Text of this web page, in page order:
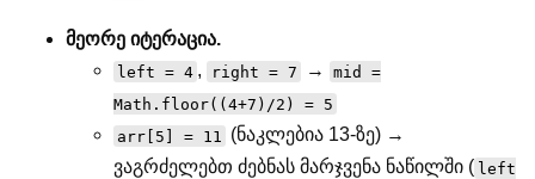
მეორე იტერაცია.
left = 4 , right = 7 →
mid =
Math.floor((4+7)/2) = 5
arr[5] = 11
(ნაკლებია 13-ზე) →
ვაგრძელებთ ძებნას მარჯვენა ნაწილში ( left